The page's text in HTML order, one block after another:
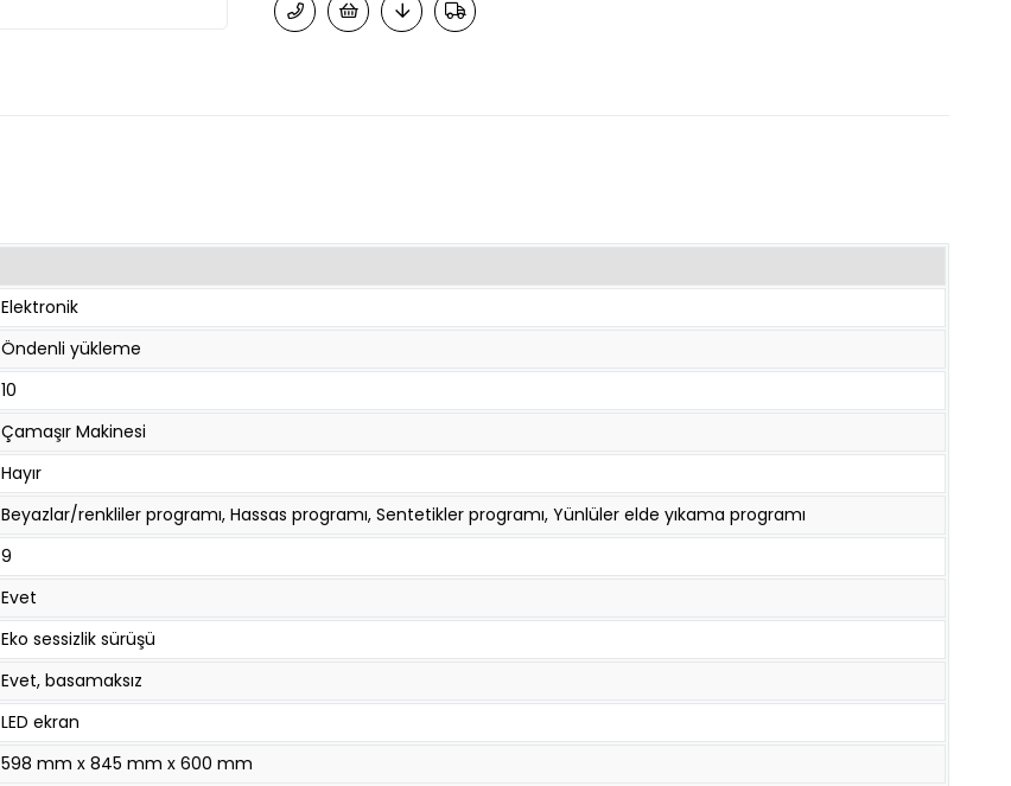
Elektronik
Öndenli yükleme
10
Çamaşır Makinesi
Hayır
Beyazlar/renkliler programı, Hassas programı, Sentetikler programı, Yünlüler elde yıkama programı
9
Evet
Eko sessizlik sürüşü
Evet, basamaksız
LED ekran
598 mm x 845 mm x 600 mm